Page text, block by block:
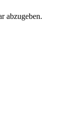
abzugeben.